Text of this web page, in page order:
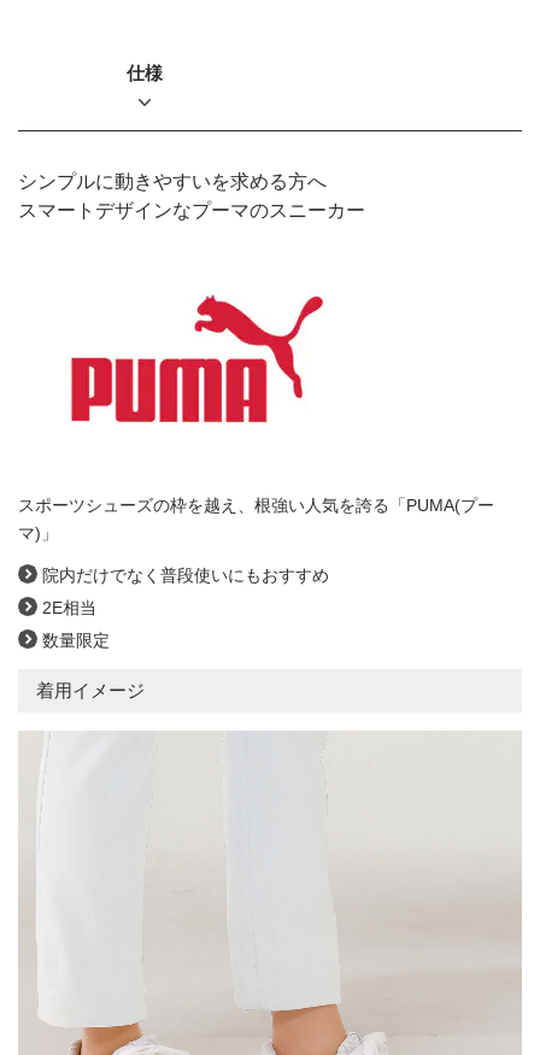
仕様
シンプルに動きやすいを求める方へ
スマートデザインなプーマのスニーカー
スポーツシューズの枠を越え、根強い人気を誇る「PUMA(プー
マ)」
院内だけでなく普段使いにもおすすめ
2E相当
数量限定
着用イメージ